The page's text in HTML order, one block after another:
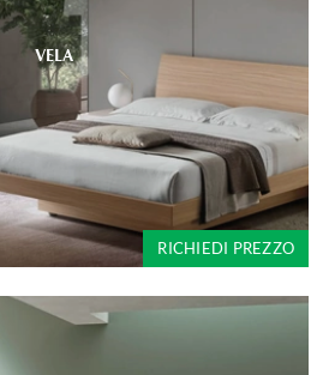
VELA
RICHIEDI PREZZO